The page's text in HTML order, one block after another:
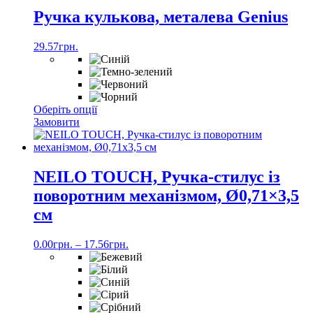
Ручка кулькова, металева Genius
29.57грн.
Оберіть опціїЦей
має
кілька
Параметри
можна
вибрати
Замовити
NEILO TOUCH, Ручка-стилус із
поворотним механізмом, Ø0,71×3,5
см
0.00грн. – 17.56грн.